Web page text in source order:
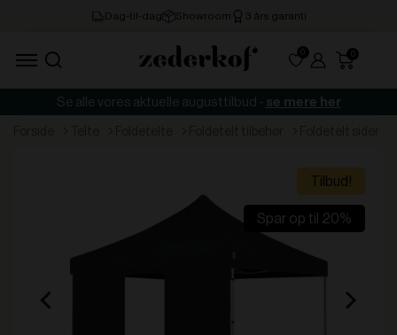
0
Se alle vores aktuelle augusttilbud - se mere her
Tilbud!
Spar op til 20%